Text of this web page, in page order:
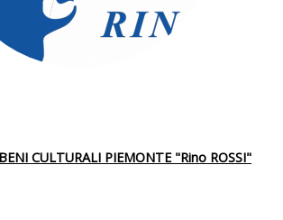
CULTURALI PIEMONTE "Rino ROSSI"